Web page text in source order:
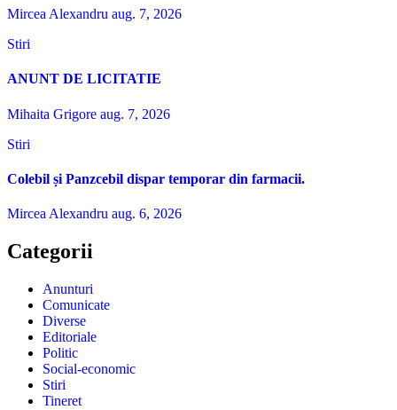
Mircea Alexandru aug. 7, 2026
Stiri
ANUNT DE LICITATIE
Mihaita Grigore aug. 7, 2026
Stiri
Colebil și Panzcebil dispar temporar din farmacii.
Mircea Alexandru aug. 6, 2026
Categorii
Anunturi
Comunicate
Diverse
Editoriale
Politic
Social-economic
Stiri
Tineret